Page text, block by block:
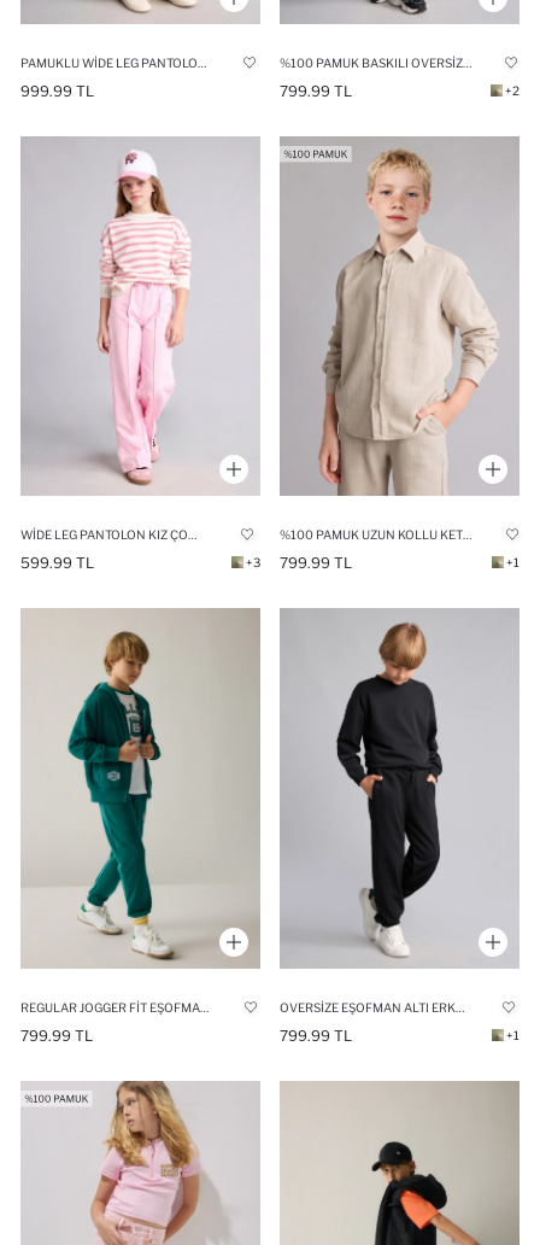
999.99 TL 799.99 TL +2
WIDE LEG PANTOLON KIZ ÇOCUK
599.99 TL +3
%100 PAMUK UZUN KOLLU KETEN KARIŞIMLI GÖMLEK ERKEK ÇOCUK
799.99 TL +1
799.99 TL 799.99 TL +1